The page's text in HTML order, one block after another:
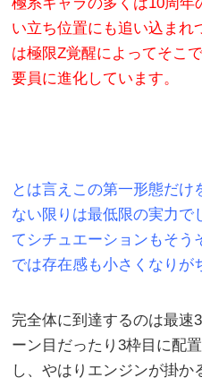
い立ち位置にも追い込まれ
は極限Z覚醒によってそこ
要員に進化しています。
とは言えこの第一形態だ
ない限りは最低限の実力で
てシチュエーションもそう
では存在感も小さくなりが
完全体に到達するのは最速
ーン目だったり3枠目に配
し、やはりエンジンが掛か